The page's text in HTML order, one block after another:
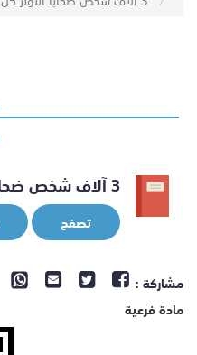
3 آلاف شخص ضحايا التوتر كل أسبوع
تصفح
مشاركة :
مادة فرعية